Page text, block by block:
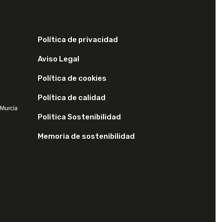
Política de privacidad
Aviso Legal
Política de cookies
Política de calidad
Politica Sostenibilidad
Memoria de sostenibilidad